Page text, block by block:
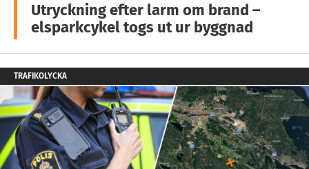
Utryckning efter larm om brand –
elsparkcykel togs ut ur byggnad
TRAFIKOLYCKA